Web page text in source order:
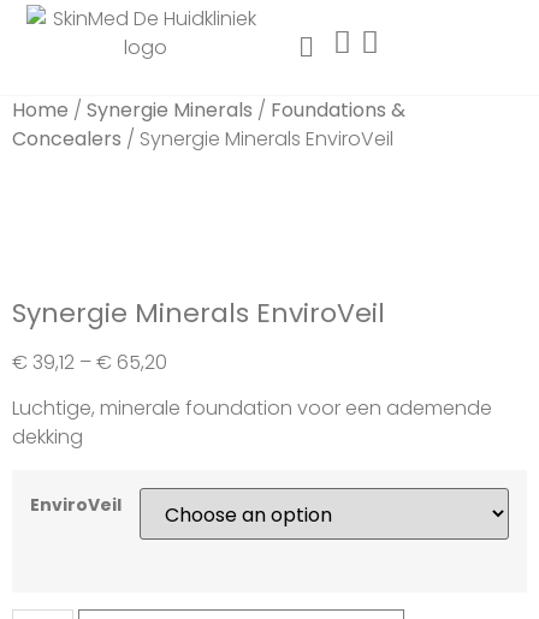
Home / Synergie Minerals / Foundations &
Concealers / Synergie Minerals EnviroVeil
Synergie Minerals EnviroVeil
€ 39,12 –€ 65,20
Luchtige, minerale foundation voor een ademende
dekking
EnviroVeil